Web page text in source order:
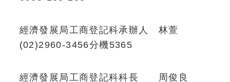
經濟發展局工商登記科承辦人 林萱
(02)2960-3456分機5365
經濟發展局工商登記科科長 周俊良